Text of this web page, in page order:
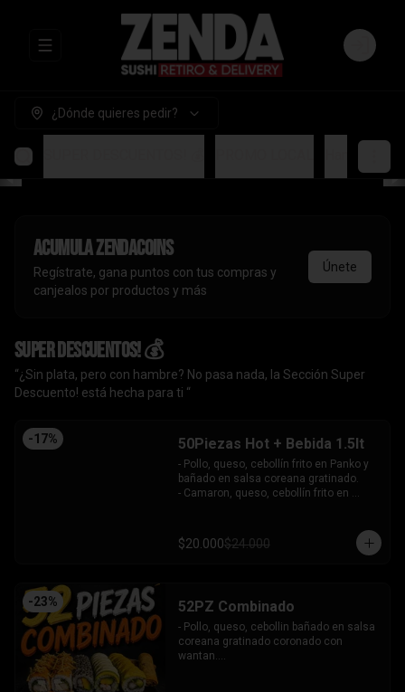
Abrir menu de navegación Login
¿Dónde quieres pedir?
AcumulaZendaCoins
Regístrate, gana puntos con tus compras y
canjealos por productos y más
Únete
SUPER DESCUENTOS! 💰
“¿Sin plata, pero con hambre? No pasa nada, la Sección Super
Descuento! está hecha para ti “
-17% 50Piezas Hot + Bebida 1.5lt
- Pollo, queso, cebollín frito en Panko y
bañado en salsa coreana gratinado.
- Camaron, queso, cebollín frito en
bañado en salsa tari.
- Salmón, queso, cebollín frito en Panko.
$20.000$24.000
-23% 52PZ Combinado
- Pollo, queso, cebollin bañado en salsa
coreana gratinado coronado con
wantan.